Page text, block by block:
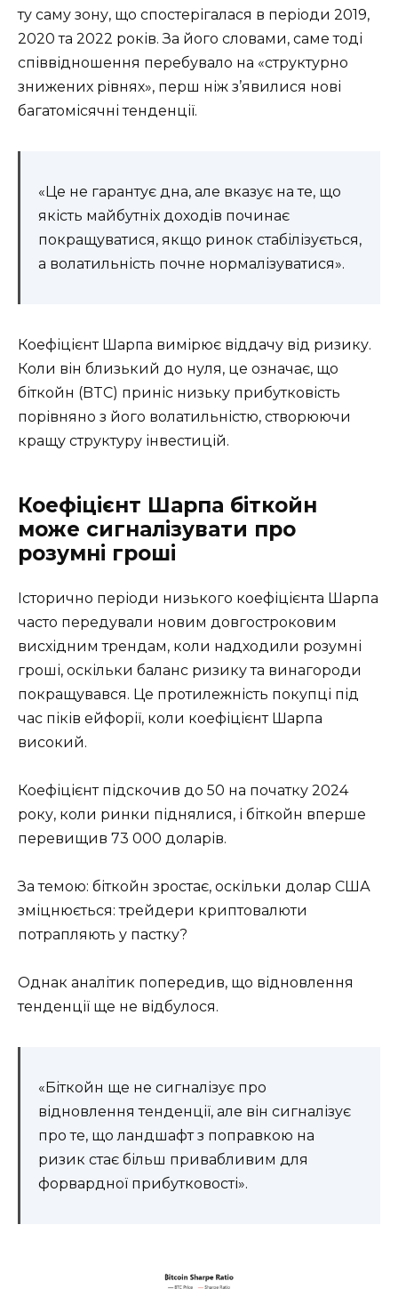
ту саму зону, що спостерігалася в періоди 2019,
2020 та 2022 років. За його словами, саме тоді
співвідношення перебувало на «структурно
знижених рівнях», перш ніж з’явилися нові
багатомісячні тенденції.
«Це не гарантує дна, але вказує на те, що
якість майбутніх доходів починає
покращуватися, якщо ринок стабілізується,
а волатильність почне нормалізуватися».
Коефіцієнт Шарпа вимірює віддачу від ризику.
Коли він близький до нуля, це означає, що
біткойн (BTC) приніс низьку прибутковість
порівняно з його волатильністю, створюючи
кращу структуру інвестицій.
Коефіцієнт Шарпа біткойн
може сигналізувати про
розумні гроші
Історично періоди низького коефіцієнта Шарпа
часто передували новим довгостроковим
висхідним трендам, коли надходили розумні
гроші, оскільки баланс ризику та винагороди
покращувався. Це протилежність покупці під
час піків ейфорії, коли коефіцієнт Шарпа
високий.
Коефіцієнт підскочив до 50 на початку 2024
року, коли ринки піднялися, і біткойн вперше
перевищив 73 000 доларів.
За темою: біткойн зростає, оскільки долар США
зміцнюється: трейдери криптовалюти
потрапляють у пастку?
Однак аналітик попередив, що відновлення
тенденції ще не відбулося.
«Біткойн ще не сигналізує про
відновлення тенденції, але він сигналізує
про те, що ландшафт з поправкою на
ризик стає більш привабливим для
форвардної прибутковості».